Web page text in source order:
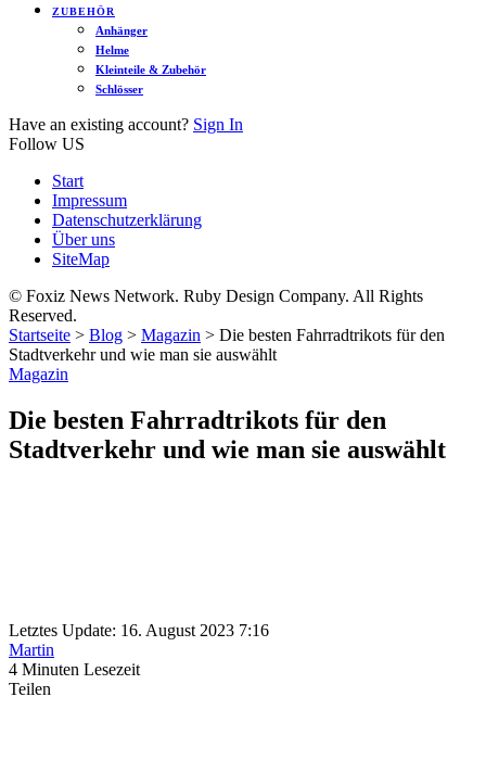
ZUBEHÖR
Anhänger
Helme
Kleinteile & Zubehör
Schlösser
Have an existing account? Sign In
Follow US
Start
Impressum
Datenschutzerklärung
Über uns
SiteMap
© Foxiz News Network. Ruby Design Company. All Rights
Reserved.
Startseite > Blog > Magazin > Die besten Fahrradtrikots für den
Stadtverkehr und wie man sie auswählt
Magazin
Die besten Fahrradtrikots für den
Stadtverkehr und wie man sie auswählt
Letztes Update: 16. August 2023 7:16
Martin
4 Minuten Lesezeit
Teilen